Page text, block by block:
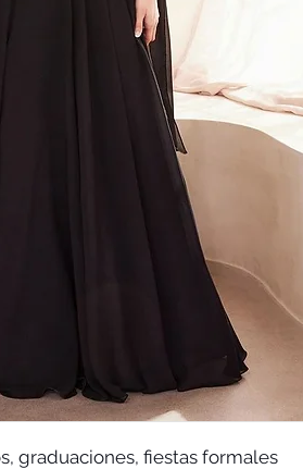
graduaciones, fiestas formales